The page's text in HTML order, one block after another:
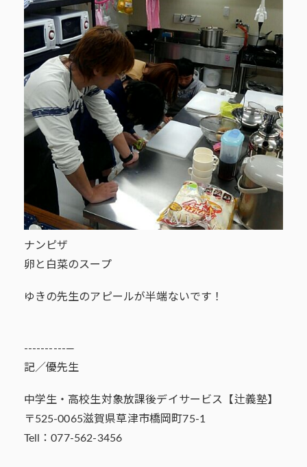
ナンピザ
卵と白菜のスープ
ゆきの先生のアピールが半端ないです！
----------—
記／優先生
中学生・高校生対象放課後デイサービス【辻義塾】
〒525-0065滋賀県草津市橋岡町75-1
Tell：077-562-3456